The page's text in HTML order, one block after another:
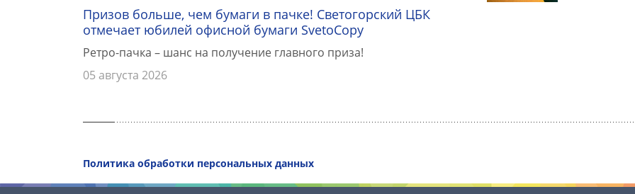
Призов больше, чем бумаги в пачке! Светогорский ЦБК
отмечает юбилей офисной бумаги SvetoCopy
Ретро-пачка – шанс на получение главного приза!
05 августа 2026
Политика обработки персональных данных